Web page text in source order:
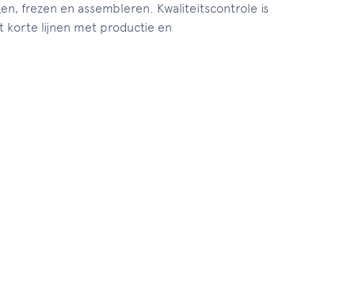
frezen en assembleren. Kwaliteitscontrole is
korte lijnen met productie en